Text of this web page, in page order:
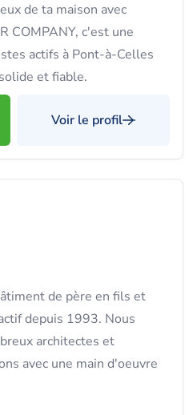
de ta maison avec
COMPANY, c'est une
actifs à Pont-à-Celles
et fiable.
Voir le profil
de père en fils et
depuis 1993. Nous
architectes et
avec une main d'oeuvre